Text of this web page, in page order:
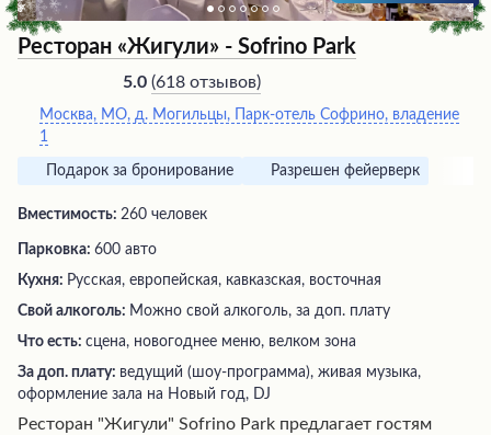
Ресторан «Жигули» - Sofrino Park
5.0 (618 отзывов)
Москва, МО, д. Могильцы, Парк-отель Софрино, владение
1
Подарок за бронирование Разрешен фейерверк
Вместимость: 260 человек
Парковка: 600 авто
Кухня: Русская, европейская, кавказская, восточная
Свой алкоголь: Можно свой алкоголь, за доп. плату
Что есть: сцена, новогоднее меню, велком зона
За доп. плату: ведущий (шоу-программа), живая музыка,
оформление зала на Новый год, DJ
Ресторан "Жигули" Sofrino Park предлагает гостям